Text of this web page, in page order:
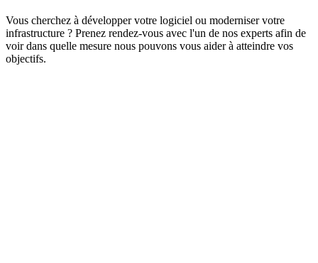
Vous cherchez à développer votre logiciel ou moderniser votre
infrastructure ? Prenez rendez-vous avec l'un de nos experts afin de
voir dans quelle mesure nous pouvons vous aider à atteindre vos
objectifs.